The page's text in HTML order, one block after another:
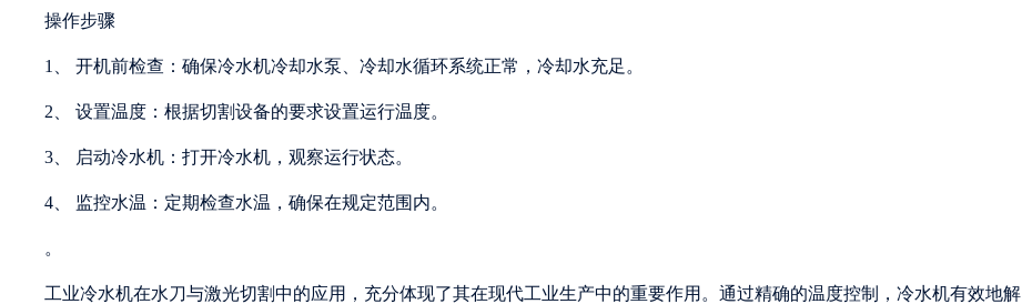
操作步骤
1、 开机前检查：确保冷水机冷却水泵、冷却水循环系统正常，冷却水充足。
2、 设置温度：根据切割设备的要求设置运行温度。
3、 启动冷水机：打开冷水机，观察运行状态。
4、 监控水温：定期检查水温，确保在规定范围内。
。
工业冷水机在水刀与激光切割中的应用，充分体现了其在现代工业生产中的重要作用。通过精确的温度控制，冷水机有效地解